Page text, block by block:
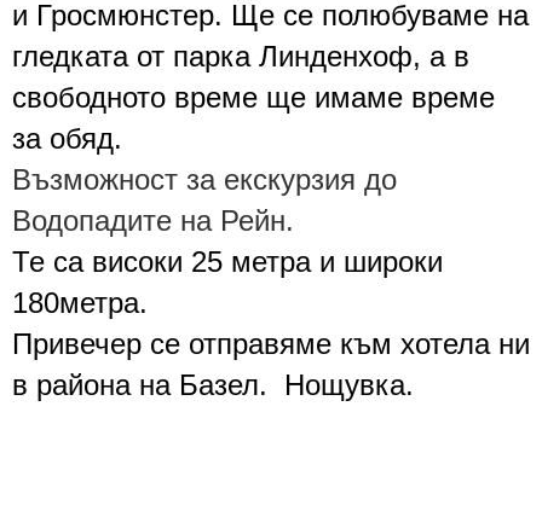
и Гросмюнстер. Ще се полюбуваме на
гледката от парка Линденхоф, а в
свободното време ще имаме време
за обяд.
Възможност за екскурзия до
Водопадите на Рейн.
Те са високи 25 метра и широки
180метра.
Привечер се отправяме към хотела ни
в района на Базел. Нощувка.